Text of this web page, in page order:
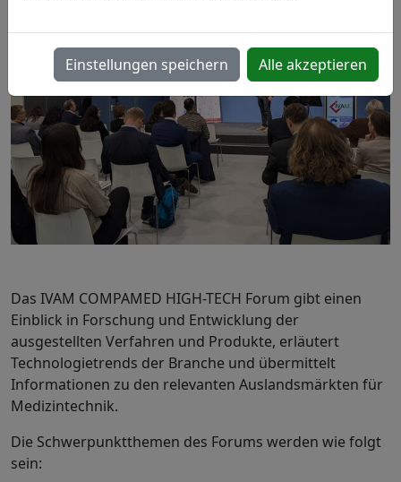
Das IVAM COMPAMED HIGH-TECH Forum gibt einen
Einblick in Forschung und Entwicklung der
ausgestellten Verfahren und Produkte, erläutert
Technologietrends der Branche und übermittelt
Informationen zu den relevanten Auslandsmärkten für
Medizintechnik.
Die Schwerpunktthemen des Forums werden wie folgt
sein:
Einstellungen speichern Alle akzeptieren